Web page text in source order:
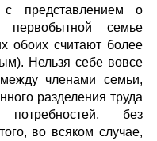
представлением о
семье
обоих считают более
Нельзя себе вовсе
между членами семьи,
разделения труда
без
во всяком случае,